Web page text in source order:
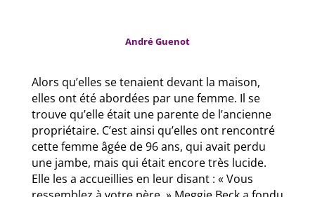
André Guenot
Alors qu’elles se tenaient devant la maison,
elles ont été abordées par une femme. Il se
trouve qu’elle était une parente de l’ancienne
propriétaire. C’est ainsi qu’elles ont rencontré
cette femme âgée de 96 ans, qui avait perdu
une jambe, mais qui était encore très lucide.
Elle les a accueillies en leur disant : « Vous